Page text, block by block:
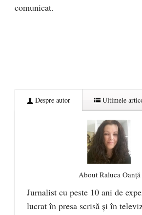
comunicat.
Despre autor Ultimele
About Raluca Oanță
Jurnalist cu peste 10 ani de
lucrat în presa scrisă și în